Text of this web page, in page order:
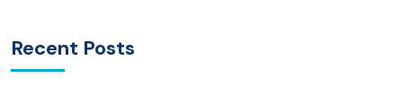
Recent Posts